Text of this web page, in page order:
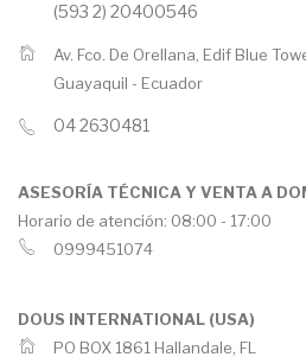
(593 2) 20400546
Av. Fco. De Orellana, Edif Blue
Guayaquil - Ecuador
04 2630481
ASESORÍA TÉCNICA Y VENTA A
Horario de atención: 08:00 - 17:00
0999451074
DOUS INTERNATIONAL (USA)
PO BOX 1861 Hallandale, FL